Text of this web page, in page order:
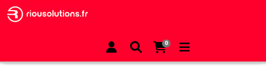
0
Posezmerch
Support Lunette - Lot de 5